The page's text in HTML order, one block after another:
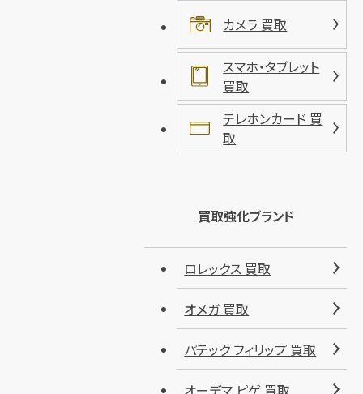
カメラ 買取
スマホ・タブレット
買取
テレホンカード 買
取
買取強化ブランド
ロレックス 買取
オメガ 買取
パテック フィリップ 買取
オーデマ ピゲ 買取